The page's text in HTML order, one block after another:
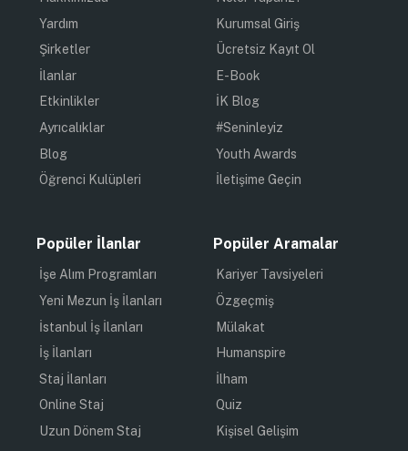
Yardım
Şirketler
İlanlar
Etkinlikler
Ayrıcalıklar
Blog
Öğrenci Kulüpleri
Kurumsal Giriş
Ücretsiz Kayıt Ol
E-Book
İK Blog
#Seninleyiz
Youth Awards
İletişime Geçin
Popüler İlanlar
İşe Alım Programları
Yeni Mezun İş İlanları
İstanbul İş İlanları
İş İlanları
Staj İlanları
Online Staj
Uzun Dönem Staj
Popüler Aramalar
Kariyer Tavsiyeleri
Özgeçmiş
Mülakat
Humanspire
İlham
Quiz
Kişisel Gelişim